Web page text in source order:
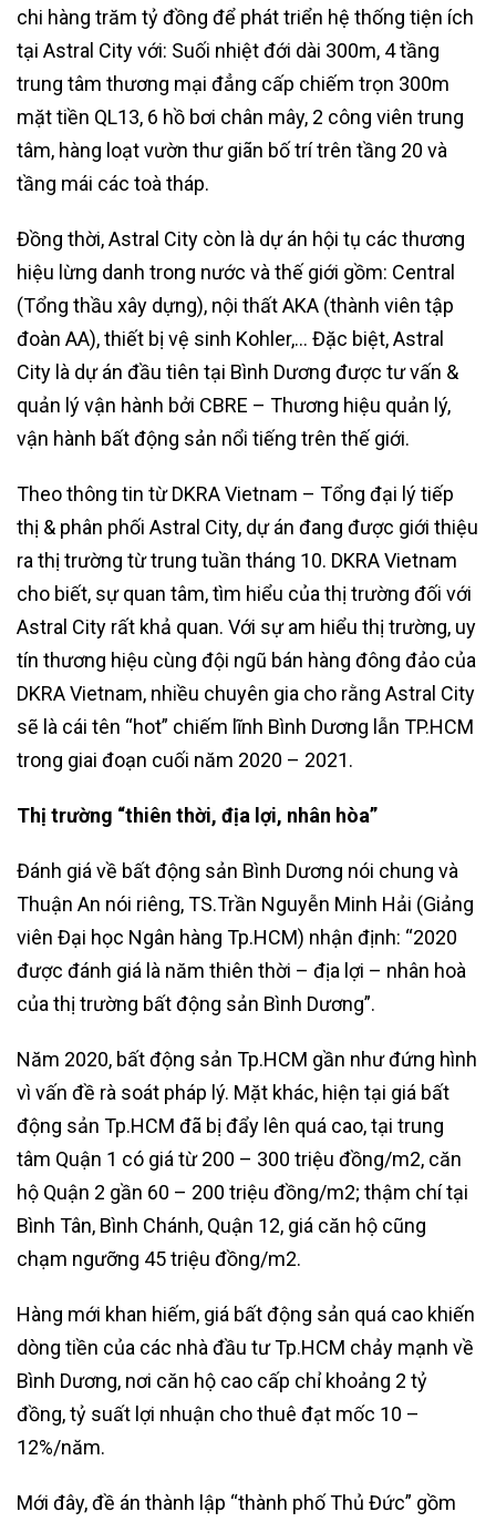
chi hàng trăm tỷ đồng để phát triển hệ thống tiện ích
tại Astral City với: Suối nhiệt đới dài 300m, 4 tầng
trung tâm thương mại đẳng cấp chiếm trọn 300m
mặt tiền QL13, 6 hồ bơi chân mây, 2 công viên trung
tâm, hàng loạt vườn thư giãn bố trí trên tầng 20 và
tầng mái các toà tháp.
Đồng thời, Astral City còn là dự án hội tụ các thương
hiệu lừng danh trong nước và thế giới gồm: Central
(Tổng thầu xây dựng), nội thất AKA (thành viên tập
đoàn AA), thiết bị vệ sinh Kohler,… Đặc biệt, Astral
City là dự án đầu tiên tại Bình Dương được tư vấn &
quản lý vận hành bởi CBRE – Thương hiệu quản lý,
vận hành bất động sản nổi tiếng trên thế giới.
Theo thông tin từ DKRA Vietnam – Tổng đại lý tiếp
thị & phân phối Astral City, dự án đang được giới thiệu
ra thị trường từ trung tuần tháng 10. DKRA Vietnam
cho biết, sự quan tâm, tìm hiểu của thị trường đối với
Astral City rất khả quan. Với sự am hiểu thị trường, uy
tín thương hiệu cùng đội ngũ bán hàng đông đảo của
DKRA Vietnam, nhiều chuyên gia cho rằng Astral City
sẽ là cái tên “hot” chiếm lĩnh Bình Dương lẫn TP.HCM
trong giai đoạn cuối năm 2020 – 2021.
Thị trường “thiên thời, địa lợi, nhân hòa”
Đánh giá về bất động sản Bình Dương nói chung và
Thuận An nói riêng, TS.Trần Nguyễn Minh Hải (Giảng
viên Đại học Ngân hàng Tp.HCM) nhận định: “2020
được đánh giá là năm thiên thời – địa lợi – nhân hoà
của thị trường bất động sản Bình Dương”.
Năm 2020, bất động sản Tp.HCM gần như đứng hình
vì vấn đề rà soát pháp lý. Mặt khác, hiện tại giá bất
động sản Tp.HCM đã bị đẩy lên quá cao, tại trung
tâm Quận 1 có giá từ 200 – 300 triệu đồng/m2, căn
hộ Quận 2 gần 60 – 200 triệu đồng/m2; thậm chí tại
Bình Tân, Bình Chánh, Quận 12, giá căn hộ cũng
chạm ngưỡng 45 triệu đồng/m2.
Hàng mới khan hiếm, giá bất động sản quá cao khiến
dòng tiền của các nhà đầu tư Tp.HCM chảy mạnh về
Bình Dương, nơi căn hộ cao cấp chỉ khoảng 2 tỷ
đồng, tỷ suất lợi nhuận cho thuê đạt mốc 10 –
12%/năm.
Mới đây, đề án thành lập “thành phố Thủ Đức” gồm